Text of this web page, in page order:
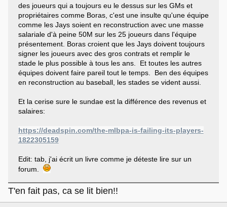
des joueurs qui a toujours eu le dessus sur les GMs et
propriétaires comme Boras, c'est une insulte qu'une équipe
comme les Jays soient en reconstruction avec une masse
salariale d'à peine 50M sur les 25 joueurs dans l'équipe
présentement. Boras croient que les Jays doivent toujours
signer les joueurs avec des gros contrats et remplir le
stade le plus possible à tous les ans. Et toutes les autres
équipes doivent faire pareil tout le temps. Ben des équipes
en reconstruction au baseball, les stades se vident aussi.
Et la cerise sure le sundae est la différence des revenus et
salaires:
https://deadspin.com/the-mlbpa-is-failing-its-players-
1822305159
Edit: tab, j'ai écrit un livre comme je déteste lire sur un
forum.
T'en fait pas, ca se lit bien!!